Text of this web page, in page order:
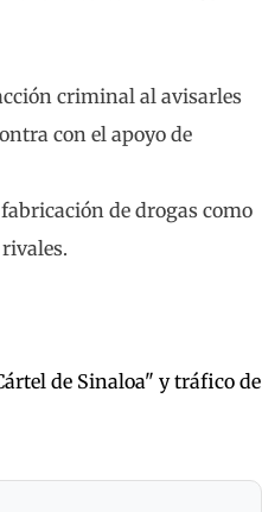
criminal al avisarles
con el apoyo de
de drogas como
de Sinaloa" y tráfico de